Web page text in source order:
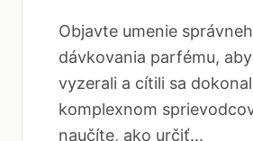
Objavte umenie
dávkovania parfému,
vyzerali a cítili sa
komplexnom
naučíte, ako určiť...